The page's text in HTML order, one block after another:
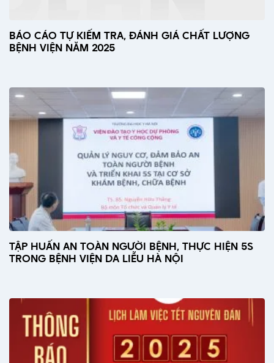
BÁO CÁO TỰ KIẾM TRA, ĐÁNH GIÁ CHẤT LƯỢNG
BỆNH VIỆN NĂM 2025
TẬP HUẤN AN TOÀN NGƯỜI BỆNH, THỰC HIỆN 5S
TRONG BỆNH VIỆN DA LIỄU HÀ NỘI